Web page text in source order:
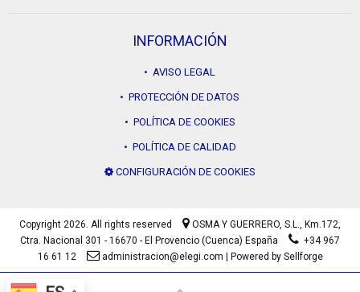
INFORMACIÓN
• AVISO LEGAL
• PROTECCIÓN DE DATOS
• POLÍTICA DE COOKIES
• POLÍTICA DE CALIDAD
CONFIGURACIÓN DE COOKIES
Copyright 2026. All rights reserved OSMA Y GUERRERO, S.L., Km.172,
Ctra. Nacional 301 - 16670 - El Provencio (Cuenca) España
+34 967
16 61 12
administracion@elegi.com Powered by Sellforge